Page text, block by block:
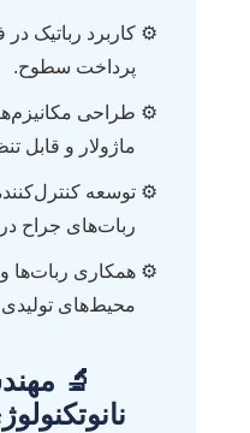
کاربرد رباتیک
پرداخت سطوح.
طراحی
ماژولار و قابل
توسعه
ربات‌های جراح
همکاری ربات‌ها و
محیط‌های تولیدی
🔬